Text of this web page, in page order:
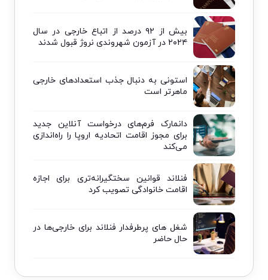
بیش از ۹۲ درصد از اتباع خارجی در سال
۲۰۲۴ در آزمون شهروندی نروژ قبول شدند
استونی به دنبال جذب استعدادهای خارجی
ماهرتر است
دانمارک فرم‌های درخواست آنلاین جدید
برای مجوز اقامت اتحادیه اروپا را راه‌اندازی
می‌کند
فنلاند قوانین سختگیرانه‌تری برای اجازه
اقامت خانوادگی تصویب کرد
شغل های پرطرفدار فنلاند برای خارجی‌ها در
حال حاضر